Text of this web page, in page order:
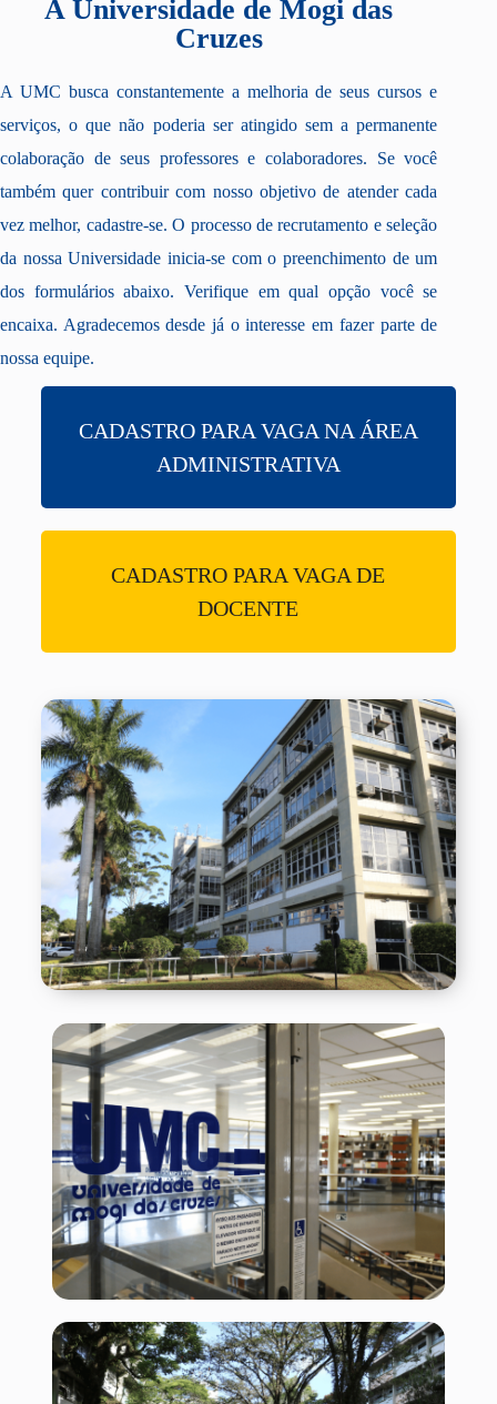
A Universidade de Mogi das
Cruzes
A UMC busca constantemente a melhoria de seus cursos e
serviços, o que não poderia ser atingido sem a permanente
colaboração de seus professores e colaboradores. Se você
também quer contribuir com nosso objetivo de atender cada
vez melhor, cadastre-se. O processo de recrutamento e seleção
da nossa Universidade inicia-se com o preenchimento de um
dos formulários abaixo. Verifique em qual opção você se
encaixa. Agradecemos desde já o interesse em fazer parte de
nossa equipe.
CADASTRO PARA VAGA NA ÁREA
ADMINISTRATIVA
CADASTRO PARA VAGA DE
DOCENTE